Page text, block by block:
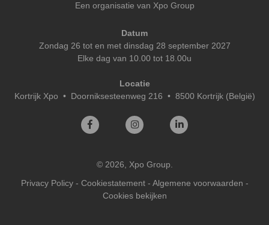
Een organisatie van Xpo Group
Datum
Zondag 26 tot en met dinsdag 28 september 2027
Elke dag van 10.00 tot 18.00u
Locatie
Kortrijk Xpo • Doorniksesteenweg 216 • 8500 Kortrijk (België)
© 2026, Xpo Group.
Privacy Policy- Cookiestatement- Algemene voorwaarden -
Cookies bekijken